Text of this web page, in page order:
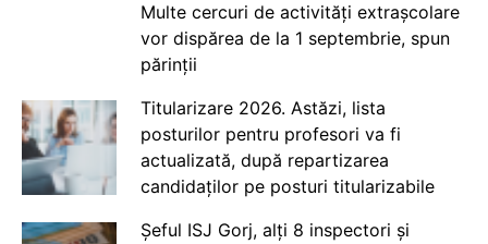
Multe cercuri de activități extrașcolare
vor dispărea de la 1 septembrie, spun
părinții
Titularizare 2026. Astăzi, lista
posturilor pentru profesori va fi
actualizată, după repartizarea
candidaților pe posturi titularizabile
Șeful ISJ Gorj, alți 8 inspectori și